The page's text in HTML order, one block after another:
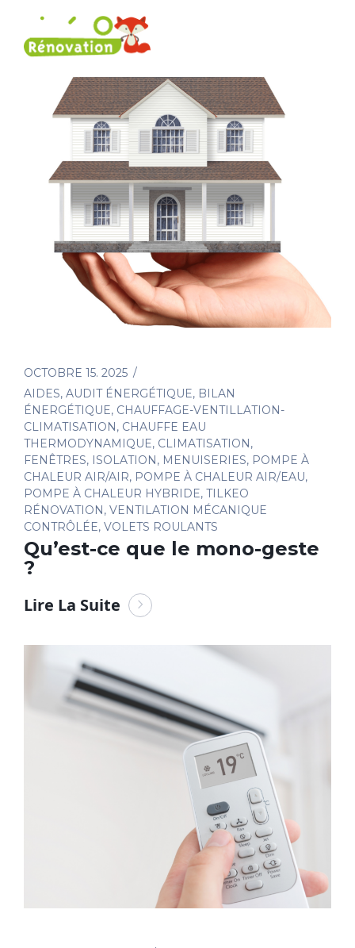
OCTOBRE 15. 2025
AIDES, AUDIT ÉNERGÉTIQUE, BILAN
ÉNERGÉTIQUE, CHAUFFAGE-VENTILLATION-
CLIMATISATION, CHAUFFE EAU
THERMODYNAMIQUE, CLIMATISATION,
FENÊTRES, ISOLATION, MENUISERIES, POMPE À
CHALEUR AIR/AIR, POMPE À CHALEUR AIR/EAU,
POMPE À CHALEUR HYBRIDE, TILKEO
RÉNOVATION, VENTILATION MÉCANIQUE
CONTRÔLÉE, VOLETS ROULANTS
Qu’est-ce que le mono-geste
?
Lire La Suite